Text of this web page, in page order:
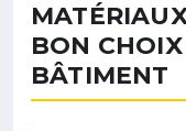
BON
BÂTIMENT